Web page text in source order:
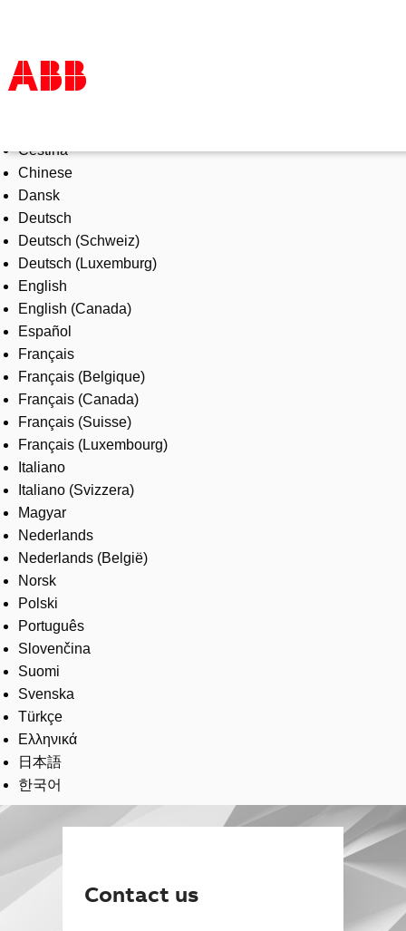
Products & Solutions
Industries
Services
About us
Where to buy
Contact us
Careers
Čeština
Chinese
Dansk
Deutsch
Deutsch (Schweiz)
Deutsch (Luxemburg)
English
English (Canada)
Español
Français
Français (Belgique)
Français (Canada)
Français (Suisse)
Français (Luxembourg)
Italiano
Italiano (Svizzera)
Magyar
Nederlands
Nederlands (België)
Norsk
Polski
Português
Slovenčina
Suomi
Svenska
Türkçe
Ελληνικά
日本語
한국어
Contact us